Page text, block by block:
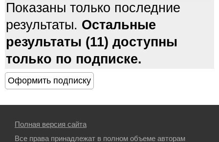
Показаны только последние
результаты. Остальные
результаты (11) доступны
только по подписке.
Полная версия сайта
Все права принадлежат в полном объеме авторам